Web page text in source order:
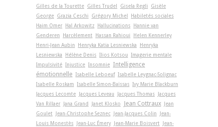
Gilles de la Tourette Gilles Trudel Gisela Regli
Gisèle
George Grazia Ceschi Grégory Michel
Habiletés sociales
Haim Omer
Hal Arkowitz Hallucinations
Hannie van
Genderen
Harcèlement Hassan Rahioui
Helen Kennerley
Henri-Jean Aubin
Henryka Katia Lesniewska
Henryka
Lesniewska
Hélène Denis Ilios Kotsou Imagerie mentale
Impulsivité Injustice Insomnie Intelligence
émotionnelle Isabelle Leboeuf Isabelle Leygnac-Solignac
Isabelle Roskam Isabelle Simon-Baïssas Ivy Marie Blackburn
Jacques Lecomte
Jacques Leveau Jacques Thomas
Jacques
Van Rillaer
Jana Grand Janet Klosko Jean Cottraux
Jean
Goulet
Jean-Christophe Seznec Jean-Jacques Colin
Jean-
Louis Monestès
Jean-Luc Émery Jean-Marie Boisvert
Jean-